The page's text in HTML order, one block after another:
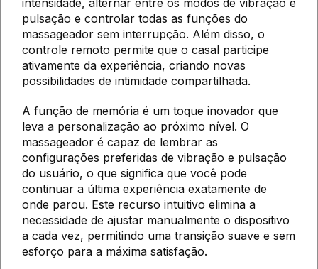
pulsação e controlar todas as funções do
massageador sem interrupção. Além disso, o
controle remoto permite que o casal participe
ativamente da experiência, criando novas
possibilidades de intimidade compartilhada.
A função de memória é um toque inovador que
leva a personalização ao próximo nível. O
massageador é capaz de lembrar as
configurações preferidas de vibração e pulsação
do usuário, o que significa que você pode
continuar a última experiência exatamente de
onde parou. Este recurso intuitivo elimina a
necessidade de ajustar manualmente o dispositivo
a cada vez, permitindo uma transição suave e sem
esforço para a máxima satisfação.